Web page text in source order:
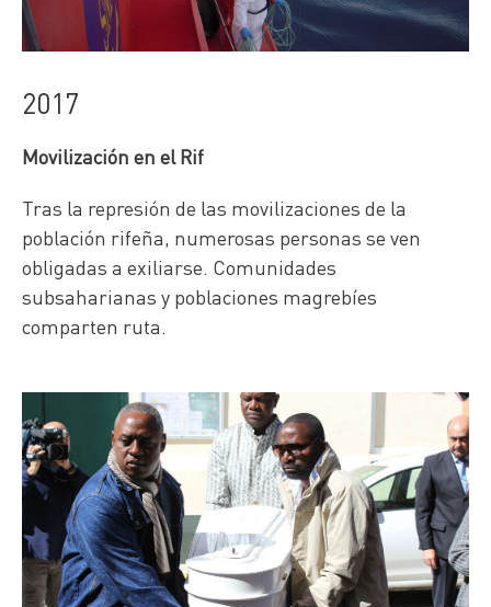
2017
Movilización en el Rif
Tras la represión de las movilizaciones de la
población rifeña, numerosas personas se ven
obligadas a exiliarse. Comunidades
subsaharianas y poblaciones magrebíes
comparten ruta.